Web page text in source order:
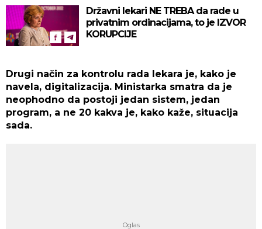
Državni lekari NE TREBA da rade u
privatnim ordinacijama, to je IZVOR
KORUPCIJE
Drugi način za kontrolu rada lekara je, kako je
navela, digitalizacija. Ministarka smatra da je
neophodno da postoji jedan sistem, jedan
program, a ne 20 kakva je, kako kaže, situacija
sada.